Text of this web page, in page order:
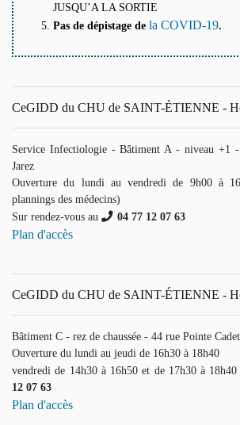
JUSQU’A LA SORTIE
Pas de dépistage de la COVID-19.
CeGIDD du CHU de SAINT-ÉTIENNE -
Service Infectiologie - Bâtiment A - niveau +1 -
Jarez
Ouverture du lundi au vendredi de 9h00 à
plannings des médecins)
Sur rendez-vous au
04 77 12 07 63
Plan d'accès
CeGIDD du CHU de SAINT-ÉTIENNE -
Bâtiment C - rez de chaussée - 44 rue Pointe
Ouverture du lundi au jeudi de 16h30 à 18h40
vendredi de 14h30 à 16h50 et de 17h30 à
12 07 63
Plan d'accès